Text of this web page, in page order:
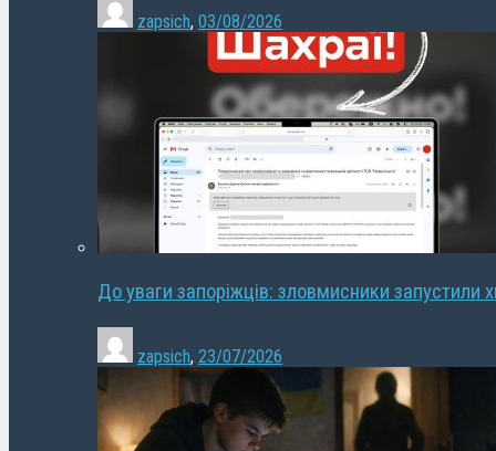
zapsich, 03/08/2026
До уваги запоріжців: зловмисники запустили
zapsich, 23/07/2026